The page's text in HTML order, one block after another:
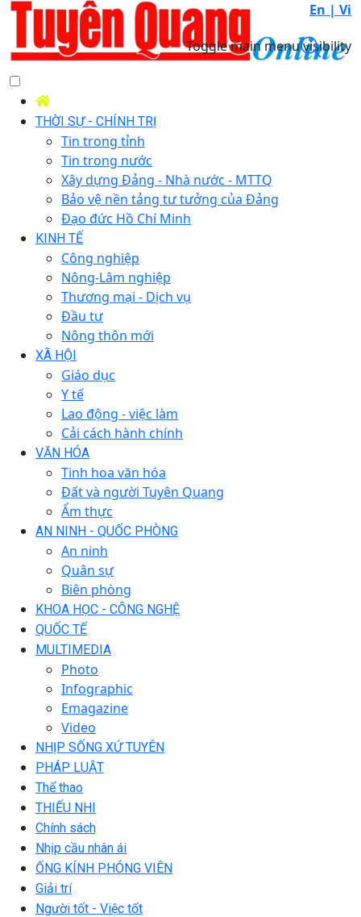
En | Vi
Toggle main menu visibility
THỜI SỰ - CHÍNH TRỊ
Tin trong tỉnh
Tin trong nước
Xây dựng Đảng - Nhà nước - MTTQ
Bảo vệ nền tảng tư tưởng của Đảng
Đạo đức Hồ Chí Minh
KINH TẾ
Công nghiệp
Nông-Lâm nghiệp
Thương mại - Dịch vụ
Đầu tư
Nông thôn mới
XÃ HỘI
Giáo dục
Y tế
Lao động - việc làm
Cải cách hành chính
VĂN HÓA
Tinh hoa văn hóa
Đất và người Tuyên Quang
Ẩm thực
AN NINH - QUỐC PHÒNG
An ninh
Quân sự
Biên phòng
KHOA HỌC - CÔNG NGHỆ
QUỐC TẾ
MULTIMEDIA
Photo
Infographic
Emagazine
Video
NHỊP SỐNG XỨ TUYÊN
PHÁP LUẬT
Thể thao
THIẾU NHI
Chính sách
Nhịp cầu nhân ái
ỐNG KÍNH PHÓNG VIÊN
Giải trí
Người tốt - Việc tốt